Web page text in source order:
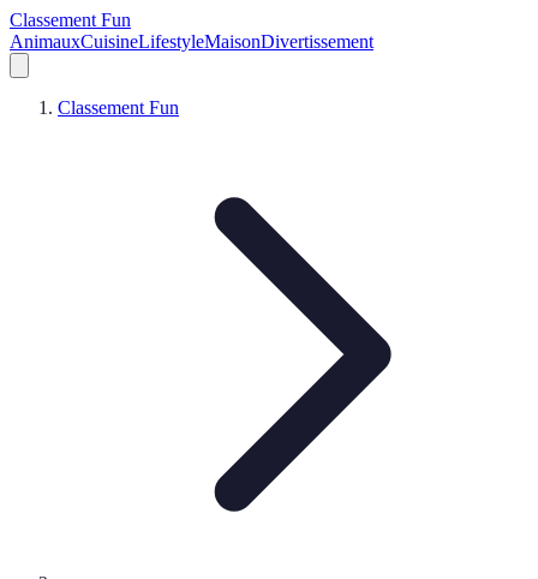
Classement Fun
AnimauxCuisineLifestyleMaisonDivertissement
Classement Fun